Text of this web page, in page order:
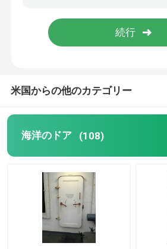
機械類部品を処理する金属
海洋の搭乗梯子
ゴム製トラック
米国からの他のカテゴリー
海洋のドア (108)